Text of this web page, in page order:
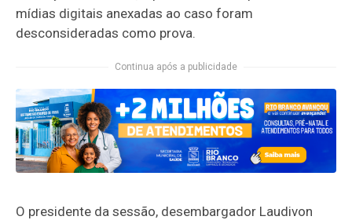
mídias digitais anexadas ao caso foram
desconsideradas como prova.
Continua após a publicidade
O presidente da sessão, desembargador Laudivon